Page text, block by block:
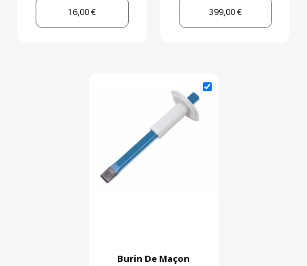
16,00 € 399,00 €
Burin De Maçon